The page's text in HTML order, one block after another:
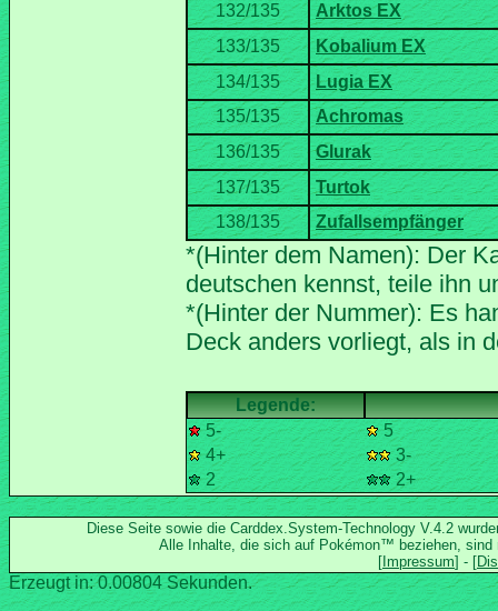
*(Hinter dem Namen): Der
*(Hinter der Nummer): Es
5-
5
4+
3-
2
2+
Diese Seite sowie die Carddex.System-Technology V.4.2
Alle Inhalte, die sich auf Pokémon™ beziehen, sind
Erzeugt in: 0.00804 Sekunden.